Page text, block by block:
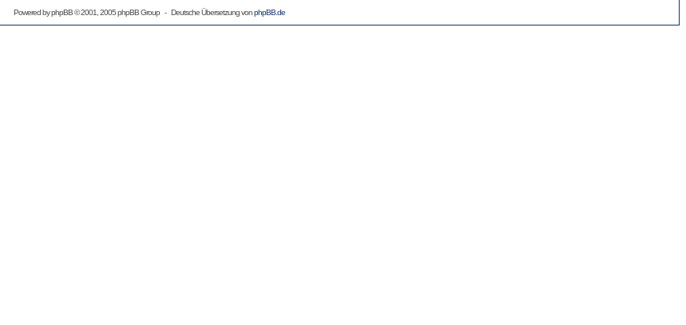
Powered byphpBB© 2001, 2005 phpBB Group - Deutsche Übersetzung vonphpBB.de